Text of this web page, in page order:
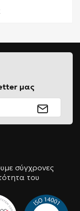
μας
σύγχρονες
του